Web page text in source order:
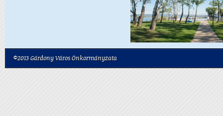
©2013 Gárdony Város Önkormányzata